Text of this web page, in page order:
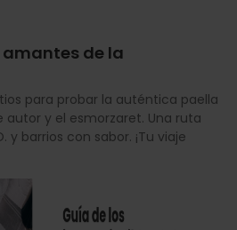
de la
para probar la auténtica paella
autor y el esmorzaret. Una ruta
y barrios con sabor. ¡Tu viaje